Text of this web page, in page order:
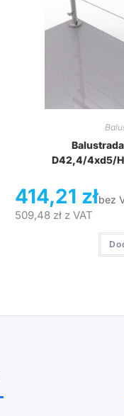
D42,4/4xd5/
414,21 złbez
509,48 złz VAT